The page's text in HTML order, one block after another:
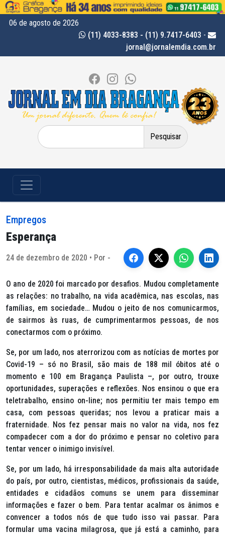
06 de agosto de 2026
(11) 4033-8383 - (11) 9.7417-6403 -
jornal@jornalemdia.com.br
Pesquisar
por:
Empregos
Esperança
24 de dezembro de 2020 • Por -
O ano de 2020 foi marcado por desafios. Mudou completamente
as relações: no trabalho, na vida acadêmica, nas escolas, nas
famílias, em sociedade… Mudou o jeito de nos comunicarmos,
de sairmos às ruas, de cumprimentarmos pessoas, de nos
conectarmos com o próximo.
Se, por um lado, nos aterrorizou com as notícias de mortes por
Covid-19 – só no Brasil, são mais de 188 mil óbitos até o
momento e 100 em Bragança Paulista –, por outro, trouxe
oportunidades, superações e reflexões. Nos ensinou o que era
teletrabalho, ensino on-line; nos permitiu ter mais tempo em
casa, com pessoas queridas; nos levou a praticar mais a
fraternidade. Nos fez pensar mais no valor na vida, nos fez
compadecer com a dor do próximo e pensar no coletivo para
tentar vencer o inimigo invisível.
Se, por um lado, há irresponsabilidade da mais alta autoridade
do país, por outro, cientistas, médicos, profissionais da saúde,
entidades e cidadãos comuns se unem para disseminar
informações e fazer o bem. Para tentar acalmar os ânimos e
convencer a todos nós de que tudo isso vai passar. Para
formular uma vacina milagrosa, que já está a caminho, para